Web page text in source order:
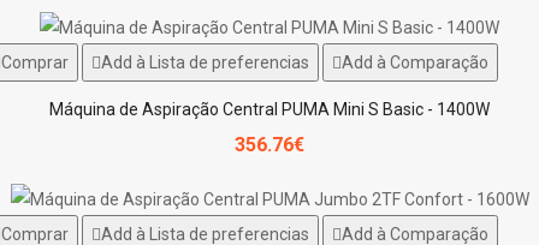
Comprar Add à Lista de preferencias Add à Comparação
Máquina de Aspiração Central PUMA Mini S Basic - 1400W
356.76€
Comprar Add à Lista de preferencias Add à Comparação